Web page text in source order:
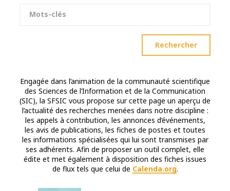
Mots-clés
Rechercher
Engagée dans l’animation de la communauté scientifique
des Sciences de l’Information et de la Communication
(SIC), la SFSIC vous propose sur cette page un aperçu de
l’actualité des recherches menées dans notre discipline :
les appels à contribution, les annonces d’événements,
les avis de publications, les fiches de postes et toutes
les informations spécialisées qui lui sont transmises par
ses adhérents. Afin de proposer un outil complet, elle
édite et met également à disposition des fiches issues
de flux tels que celui de Calenda.org.